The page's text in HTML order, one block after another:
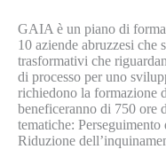
GAIA è un piano di
10 aziende abruzzesi che
trasformativi che
di processo per uno
richiedono la formazione
beneficeranno di 750 ore
tematiche:
Riduzione